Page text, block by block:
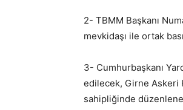
2- TBMM Başkanı
mevkidaşı ile ortak
3- Cumhurbaşkanı
edilecek, Girne Askeri
sahipliğinde